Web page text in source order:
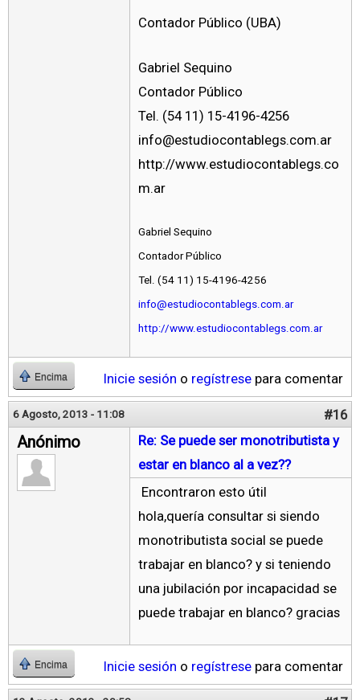
Contador Público (UBA)
Gabriel Sequino
Contador Público
Tel. (54 11) 15-4196-4256
info@estudiocontablegs.com.ar
http://www.estudiocontablegs.co
m.ar
Gabriel Sequino
Contador Público
Tel. (54 11) 15-4196-4256
info@estudiocontablegs.com.ar
http://www.estudiocontablegs.com.ar
Encima Inicie sesión o regístrese para comentar
6 Agosto, 2013 - 11:08 #16
Anónimo
Re: Se puede ser monotributista y
estar en blanco al a vez??
Encontraron esto útil
hola,quería consultar si siendo
monotributista social se puede
trabajar en blanco? y si teniendo
una jubilación por incapacidad se
puede trabajar en blanco? gracias
Encima Inicie sesión o regístrese para comentar